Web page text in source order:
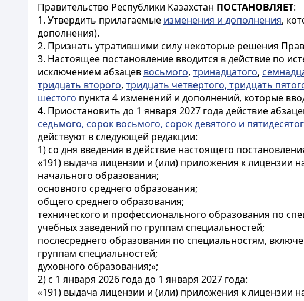
Правительство Республики Казахстан ПОСТАНОВЛЯЕТ:
1. Утвердить прилагаемые изменения и дополнения,
дополнения).
2. Признать утратившими силу некоторые решения
3. Настоящее постановление вводится в действие по
исключением абзацев восьмого, тринадцатого,
тридцать второго, тридцать четвертого, тридцать
шестого пункта 4 изменений и дополнений, которые
4. Приостановить до 1 января 2027 года действие
седьмого, сорок восьмого, сорок девятого и
действуют в следующей редакции:
1) со дня введения в действие настоящего
«191) выдача лицензии и (или) приложения к лицензии
начального образования;
основного среднего образования;
общего среднего образования;
технического и профессионального образования по
учебных заведений по группам специальностей;
послесреднего образования по специальностям,
группам специальностей;
духовного образования;»;
2) с 1 января 2026 года до 1 января 2027 года:
«191) выдача лицензии и (или) приложения к лицензии